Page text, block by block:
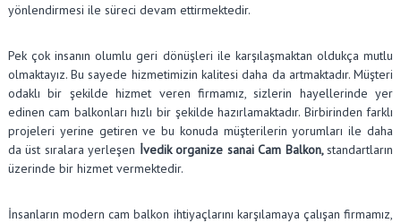
yönlendirmesi ile süreci devam ettirmektedir.
Pek çok insanın olumlu geri dönüşleri ile karşılaşmaktan oldukça mutlu
olmaktayız. Bu sayede hizmetimizin kalitesi daha da artmaktadır. Müşteri
odaklı bir şekilde hizmet veren firmamız, sizlerin hayellerinde yer
edinen cam balkonları hızlı bir şekilde hazırlamaktadır. Birbirinden farklı
projeleri yerine getiren ve bu konuda müşterilerin yorumları ile daha
da üst sıralara yerleşen İvedik organize sanai Cam Balkon,standartların
üzerinde bir hizmet vermektedir.
İnsanların modern cam balkon ihtiyaçlarını karşılamaya çalışan firmamız,